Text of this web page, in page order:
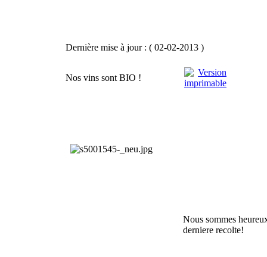
Dernière mise à jour : ( 02-02-2013 )
Nos vins sont BIO !
Nous sommes
derniere recolte!